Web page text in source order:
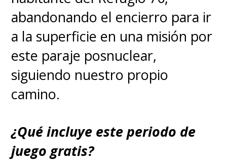
Todo esto resulta en otra
muestra de la importancia de
comprar en físico, donde no
dependeremos de licencias,
derechos ni plataformas.
tenemos en nuestra
biblioteca física
abandonando el encierro para ir
a la superficie en una misión por
este paraje posnuclear,
siguiendo nuestro propio
camino.
¿Qué incluye este periodo de
juego gratis?